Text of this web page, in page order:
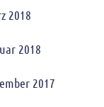
2018
2018
2017